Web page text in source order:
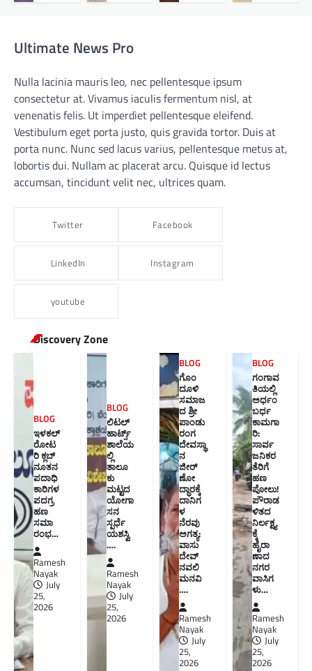
Ultimate News Pro
Nulla lacinia mauris leo, nec pellentesque ipsum
consectetur at. Vivamus iaculis fermentum nisl, at
venenatis felis. Ut imperdiet pellentesque eleifend.
Vestibulum eget porta justo, quis gravida tortor. Duis at
porta nunc. Nunc sed lacus varius, pellentesque metus at,
lobortis dui. Nullam ac placerat arcu. Quisque id lectus
accumsan, tincidunt velit nec, ultrices quam.
Twitter Facebook
LinkedIn Instagram
youtube
Discovery Zone
BLOG
ಇಳಕಲ್
ರೋಟ
ರಿ ಕ್ಲಬ್
ನೂತನ‌
ಪದಾಧಿ
ಕಾರಿಗಳ
ಪದಗ್ರ
ಹಣ
ಸಮಾ
ರಂಭ…
Ramesh
Nayak
July
25,
2026
BLOG
ಲಿಟಲ್
ಹಾರ್ಟ್ಸ್
ಶಾಲೆಯ
ಲ್ಲಿ
ತಾಲೂ
ಕು
ಮಟ್ಟದ
ಯೋಗಾ
ಸನ
ಸ್ಪರ್ಧೆ
ಯಶಸ್ವಿ
….
Ramesh
Nayak
July
25,
2026
BLOG
ಗೊಂ
ದೂಳಿ
ಸಮಾಜ
ದ ಶ್ರೀ
ಪಾಂಡು
ರಂಗ
ದೇವಸ್ಥಾ
ನ
ಜೀರ್
ಣೋ
ದ್ಧಾರಕ್ಕೆ
ದಾನಿಗ
ಳ
ನೆರವು
ಅಗತ್ಯ:
ವಾಸು
ದೇವ್
ನವಲಿ
ಮನವಿ​
….
Ramesh
Nayak
July
25,
2026
BLOG
ಗಂಗಾವ
ತಿಯಲ್ಲಿ
ಅರ್ಧಂ
ಬರ್ಧ
ಕಾಮಗಾ
ರಿ:
ಸಾರ್ವ
ಜನಿಕರ
ತೆರಿಗೆ
ಹಣ
ಪೋಲು!
ಪೌರಾಡ
ಳಿತದ
ನಿರ್ಲಕ್ಷ್ಯ
ಕ್ಕೆ
ಹೈರಾ
ಣಾದ
ನಗರ
ವಾಸಿಗ
ಳು​…
Ramesh
Nayak
July
25,
2026